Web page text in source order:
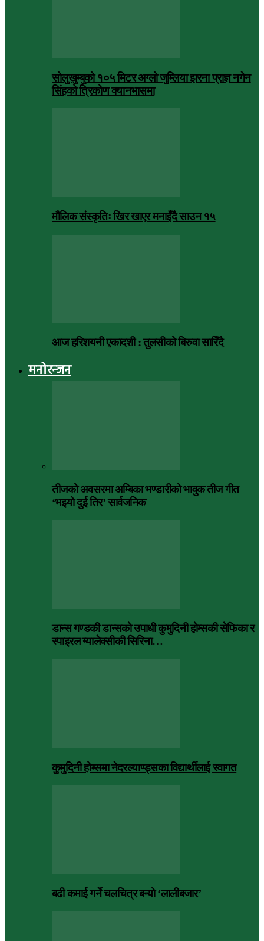
सोलुखुम्बुको १०५ मिटर अग्लो जुम्लिया झरना प्राज्ञ नगेन
सिंहको त्रिकोण क्यानभासमा
मौलिक संस्कृतिः खिर खाएर मनाइँदै साउन १५
आज हरिशयनी एकादशी : तुलसीको बिरुवा सारिँदै
मनोरन्जन
तीजको अवसरमा अम्बिका भण्डारीको भावुक तीज गीत
‘भइयो दुई तिर’ सार्वजनिक
डान्स गण्डकी डान्सको उपाधी कुमुदिनी होम्सकी सेफिका र
स्पाइरल ग्यालेक्सीकी सिरिना…
कुमुदिनी होम्समा नेदरल्याण्ड्सका विद्यार्थीलाई स्वागत
बढी कमाई गर्ने चलचित्र बन्यो ‘लालीबजार’